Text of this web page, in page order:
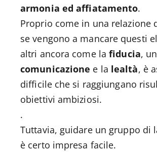
armonia ed affiatamento.
Proprio come in una relazione
se vengono a mancare questi
altri ancora come lafiducia,
comunicazione e la lealtà, è
difficile che si raggiungano
obiettivi ambiziosi.
.
Tuttavia, guidare un gruppo di
è certo impresa facile.